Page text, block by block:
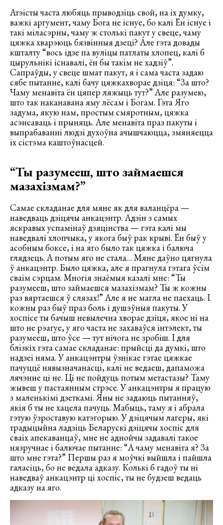
Атэісты часта любяць прыводзіць свой, на іх думку,
важкі аргумент, чаму Бога не існуе, бо калі Ён існуе і
такі міласэрны, чаму ж столькі пакут у свеце, чаму
цяжка хварэюць бязвінныя дзеці? Але гэта довады
кшталту “вось ідзе па вуліцы патлаты хлопец, калі б
цырульнікі існавалі, ён бы такім не хадзіў”.
Сапраўды, у свеце шмат пакут, я і сама часта задаю
сябе пытанне, калі бачу цяжкахворае дзіця: “За што?
Чаму менавіта ён цяпер ляжыць тут?” Але разумею,
што так наканавана яму лёсам і Богам. Гэта Яго
задума, якую нам, простым смяротным, цяжка
асэнсаваць і прыняць. Але менавіта праз пакуты і
выпрабаванні людзі духоўна ачышчаюцца, змяняецца
іх сістэма каштоўнасцей.
“Ты разумееш, што займаешся
мазахізмам?”
Самае складанае для мяне як для валанцёра —
наведваць дзіцячы анкацэнтр. Адзін з самых
яскравых успамінаў дзяцінства — гэта калі мы
наведвалі хлопчыка, у якога быў рак крыві. Ён быў у
асобным боксе, і на яго было так цяжка і балюча
глядзець. А потым яго не стала… Мяне даўно цягнула
ў анкацэнтр. Было цяжка, але я прагнула гэтага ўсім
сваім сэрцам. Многія знаёмыя казалі мне: “Ты
разумееш, што займаешся мазахізмам? Ты ж кожны
раз вяртаешся ў слязах!” Але я не магла не паехаць. І
кожны раз быў праз боль і душэўныя пакуты. У
хоспісе ты бачыш невылечна хворае дзіця, якое ні на
што не рэагуе, у яго часта не захаваўся інтэлект, ты
разумееш, што ўсе — тут нічога не зробіш. І для
блізкіх гэта самае складанае: прыйсці да думкі, што
надзеі няма. У анкацэнтры ўзнікае гэтае цяжкае
пачуццё нявызначанасці, калі не ведаеш, дапаможа
лячэнне ці не. Ці не пойдуць потым метастазы? Таму
жывеш у пастаянным стрэсе. У анкацэнтры я працую
з маленькімі дзеткамі. Яны не задаюць пытанняў,
якія б ты не хацела пачуць. Мабыць, таму я і абрала
гэтую ўзроставую катэгорыю. У дзіцячым лагеры, які
традыцыйна ладзіць Беларускі дзіцячы хоспіс для
сваіх апекаванцаў, мне не аднойчы задавалі такое
нязручнае і балючае пытанне: “А чаму менавіта я? За
што мне гэта?” Першы раз я моўчкі выйшла і пайшла
галасіць, бо не ведала адказу. Колькі б гадоў ты ні
наведваў анкацэнтр ці хоспіс, ты не будзеш ведаць
адказу на яго.